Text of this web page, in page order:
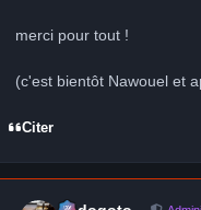
merci pour tout !
(c'est bientôt Nawouel et
Citer